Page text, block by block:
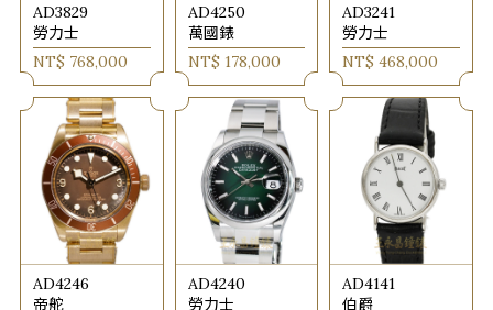
AD3829
勞力士
NT$ 768,000
AD4250
萬國錶
NT$ 178,000
AD3241
勞力士
NT$ 468,000
AD4246
帝舵
AD4240
勞力士
AD4141
伯爵